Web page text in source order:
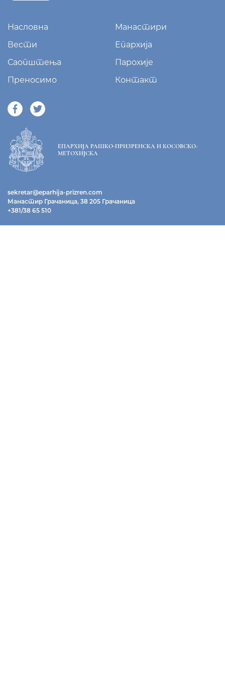
Насловна
Манастири
Вести
Епархија
Саопштења
Парохије
Преносимо
Контакт
ЕПАРХИЈА РАШКО-ПРИЗРЕНСКА И КОСОВСКО-
МЕТОХИЈСКА
sekretar@eparhija-prizren.com
Манастир Грачаница, 38 205 Грачаница
+381/38 65 510